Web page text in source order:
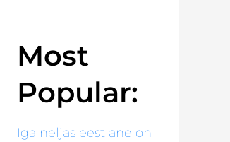
Most
Popular:
Iga neljas eestlane on